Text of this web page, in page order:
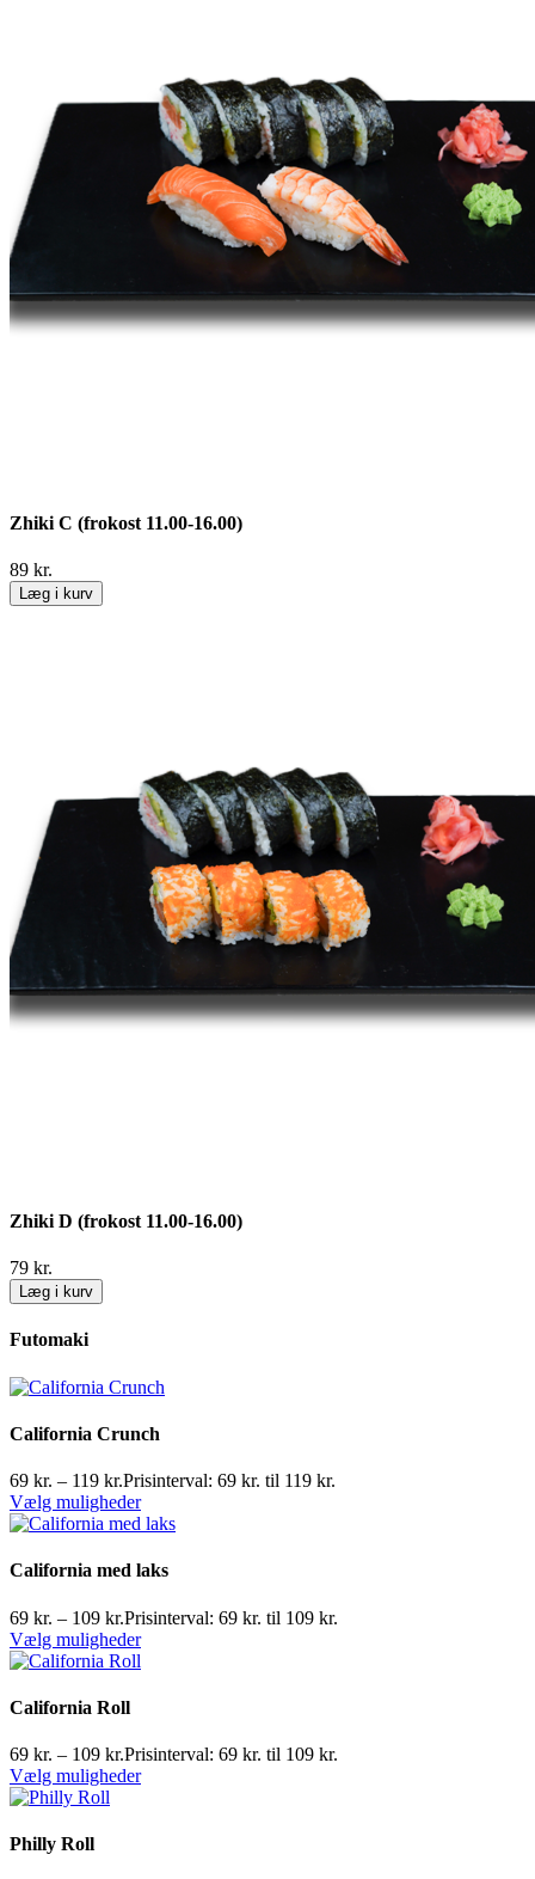
Zhiki C (frokost 11.00-16.00)
89 kr.
Læg i kurv
Zhiki D (frokost 11.00-16.00)
79 kr.
Læg i kurv
Futomaki
California Crunch
69 kr. – 119 kr.Prisinterval: 69 kr. til 119 kr.
Vælg muligheder
California med laks
69 kr. – 109 kr.Prisinterval: 69 kr. til 109 kr.
Vælg muligheder
California Roll
69 kr. – 109 kr.Prisinterval: 69 kr. til 109 kr.
Vælg muligheder
Philly Roll